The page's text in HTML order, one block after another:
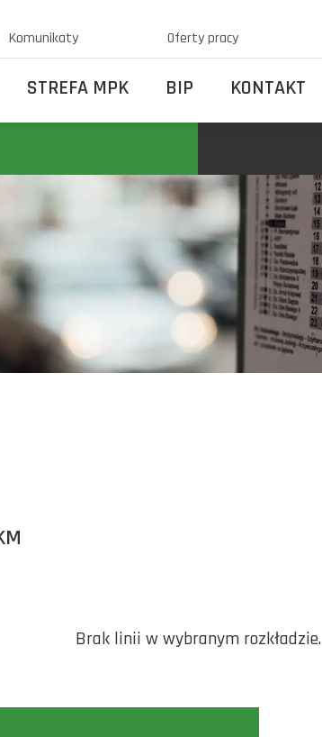
Komunikaty Oferty pracy
STREFA MPK BIP KONTAKT
Brak linii w wybranym rozkładzie.